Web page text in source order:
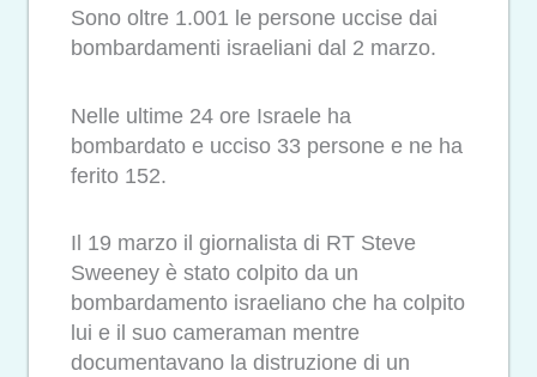
Sono oltre 1.001 le persone uccise dai
bombardamenti israeliani dal 2 marzo.
Nelle ultime 24 ore Israele ha
bombardato e ucciso 33 persone e ne ha
ferito 152.
Il 19 marzo il giornalista di RT Steve
Sweeney è stato colpito da un
bombardamento israeliano che ha colpito
lui e il suo cameraman mentre
documentavano la distruzione di un